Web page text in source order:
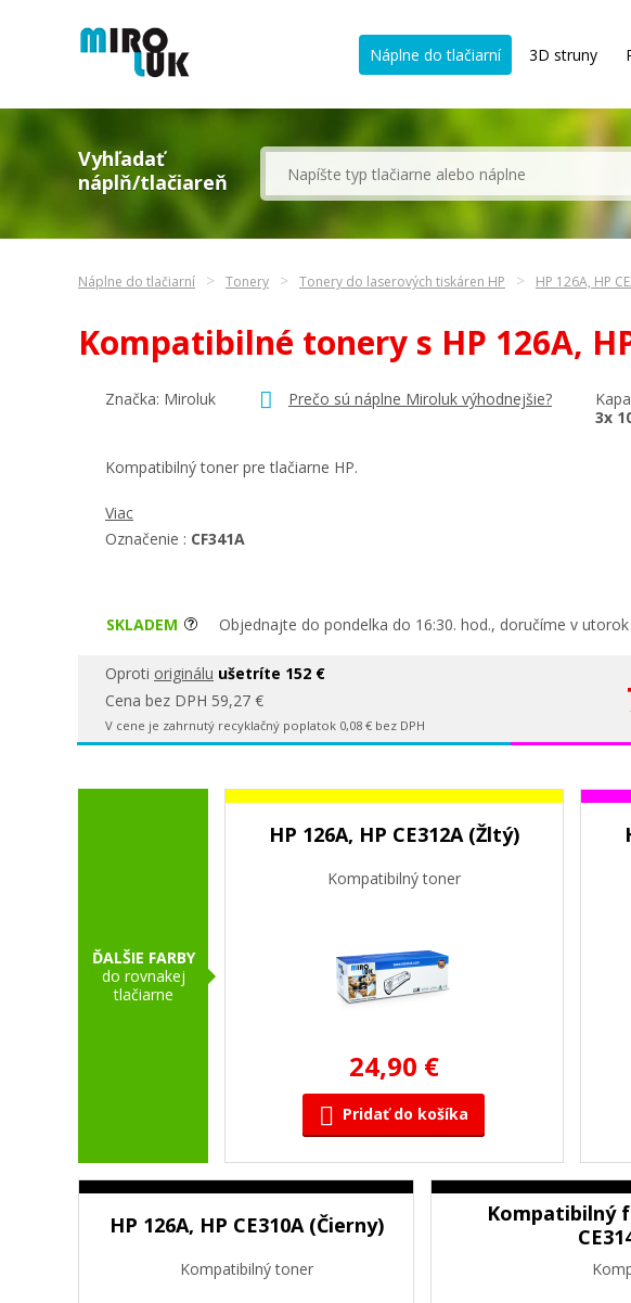
Náplne do tlačiarní 3D struny
Vyhľadať
náplň/tlačiareň
Náplne do tlačiarní Tonery Tonery do laserových tiskáren HP HP 126A, HP
Kompatibilné tonery s HP 126A,
Značka: Miroluk Prečo sú náplne Miroluk výhodnejšie?
3x
Kompatibilný toner pre tlačiarne HP.
Viac
Označenie : CF341A
SKLADEM Objednajte do pondelka do 16:30. hod., doručíme v utorok
Oproti originálu ušetríte 152 €
Cena bez DPH 59,27 €
V cene je zahrnutý recyklačný poplatok 0,08 € bez DPH
ĎALŠIE FARBY
do rovnakej
tlačiarne
HP 126A, HP CE312A (Žltý)
Kompatibilný toner
24,90 €
Pridať do košíka
HP 126A, HP CE310A (Čierny)
Kompatibilný toner
Kompatibilný